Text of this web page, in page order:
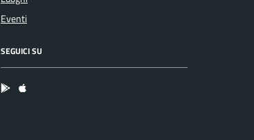
Eventi
SEGUICI SU
App Android
App IOS